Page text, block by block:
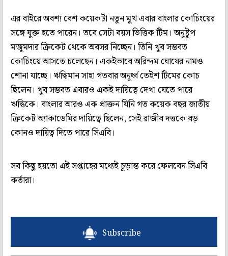
এর বাইরে অবশ্য বেশ কয়েকটা নতুন মুখ এবার বাংলার কোচিংয়ের
সঙ্গে যুক্ত হতে পারেন। তবে সেটা বয়স ভিত্তিক টিম। অনুষ্টুপ
মজুমদার ক্রিকেট থেকে অবসর নিচ্ছেন। তিনি খুব সম্ভবত
কোচিংয়ে আসতে চলেছেন। একইভাবে অরিন্দম ঘোষের নামও
শোনা যাচ্ছে। ঋদ্ধিমান সাহা গতবার অনূর্ধ্ব তেইশ টিমের কোচ
ছিলেন। খুব সম্ভবত এবারও একই দায়িত্বে দেখা যেতে পারে
ঋদ্ধিকে। বাংলার আরও এক প্রাক্তন যিনি গত কয়েক বছর জাতীয়
ক্রিকেট অ্যাকাডেমির দায়িত্বে ছিলেন, সেই রাজীব দত্তকে বড়
কোনও দায়িত্ব দিতে পারে সিএবি।
সব কিছু হয়তো এই সপ্তাহের মধ্যেই চূড়ান্ত করে ফেলবেন সিএবি
কর্তারা।
Subscribe